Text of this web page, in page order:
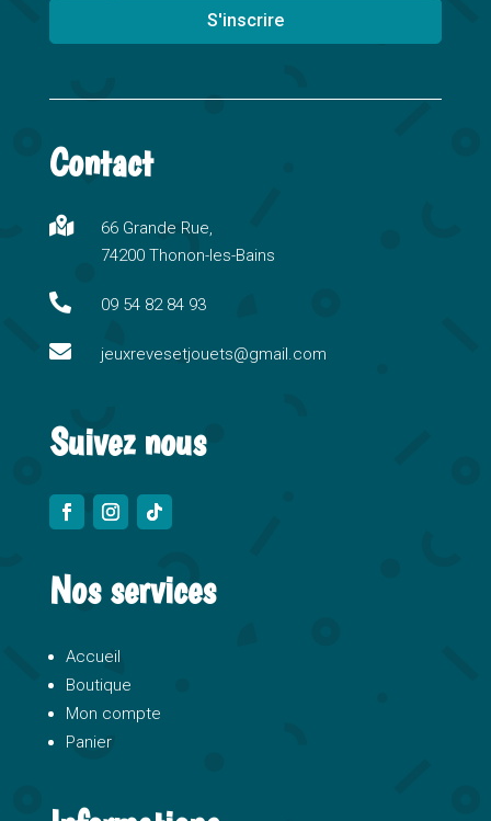
S'inscrire
l
e
n
a
i
e
Contact

66 Grande Rue,
74200 Thonon-les-Bains
 09 54 82 84 93
 jeuxrevesetjouets@gmail.com
Suivez nous
Nos services
Accueil
Boutique
Mon compte
Panier